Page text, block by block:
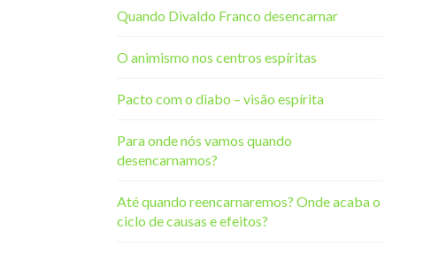
Quando Divaldo Franco desencarnar
O animismo nos centros espíritas
Pacto com o diabo – visão espírita
Para onde nós vamos quando
desencarnamos?
Até quando reencarnaremos? Onde acaba o
ciclo de causas e efeitos?